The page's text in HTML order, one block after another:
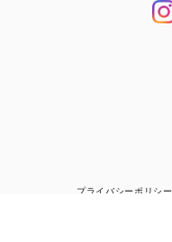
プライバシーポリシー